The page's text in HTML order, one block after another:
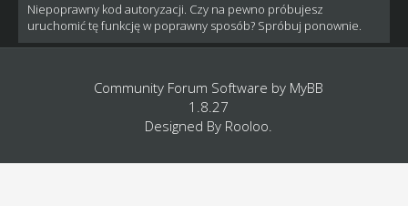
Niepoprawny kod autoryzacji. Czy na pewno próbujesz
uruchomić tę funkcję w poprawny sposób? Spróbuj ponownie.
Community Forum Software by MyBB
1.8.27
Designed By Rooloo.